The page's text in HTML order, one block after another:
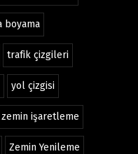
boyama
trafik çizgileri
yol çizgisi
zemin işaretleme
Zemin Yenileme